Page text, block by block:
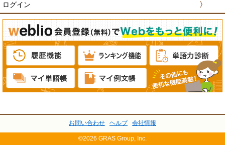
ログイン 〉
お問い合わせ ヘルプ 会社情報
©2026 GRAS Group, Inc.